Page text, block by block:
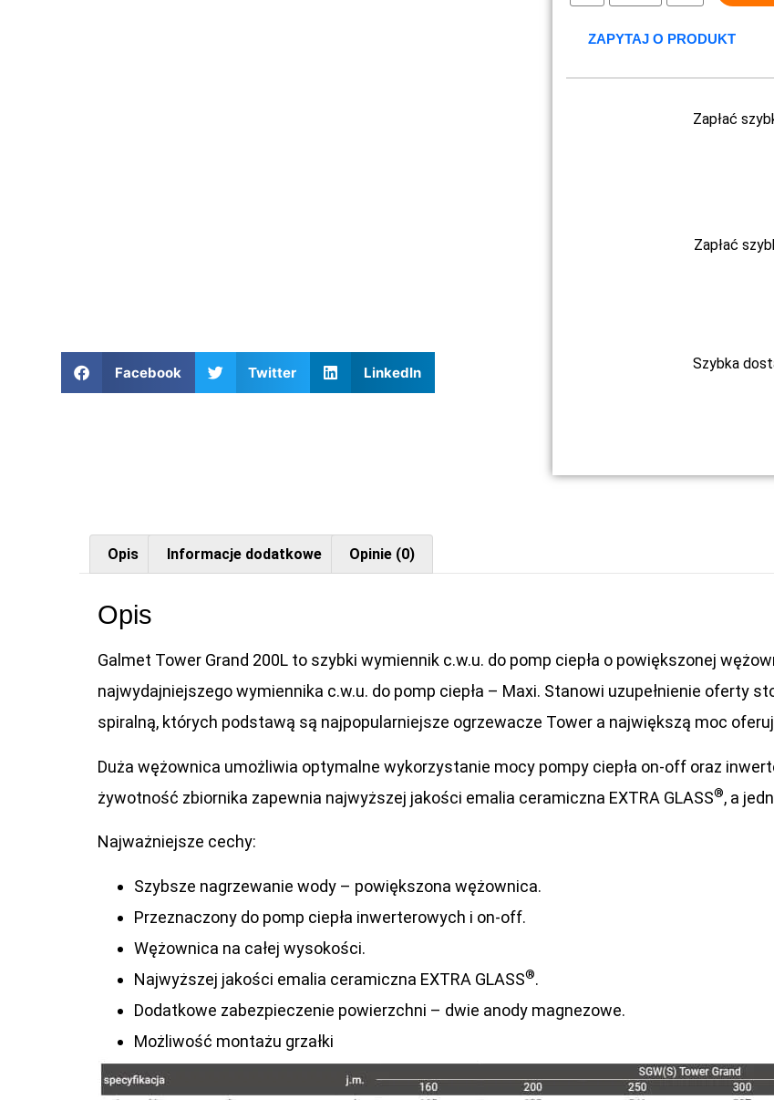
Facebook Twitter LinkedIn
ZAPYTAJ O PRODUKT
Zapłać
Zapłać
Szybka
Opis Informacje dodatkowe Opinie (0)
Opis
Galmet Tower Grand 200L to szybki wymiennik c.w.u. do pomp ciepła o powiększonej
najwydajniejszego wymiennika c.w.u. do pomp ciepła – Maxi. Stanowi uzupełnienie oferty
spiralną, których podstawą są najpopularniejsze ogrzewacze Tower a największą moc
Duża wężownica umożliwia optymalne wykorzystanie mocy pompy ciepła on-off oraz
żywotność zbiornika zapewnia najwyższej jakości emalia ceramiczna EXTRA GLASS®, a
Najważniejsze cechy:
Szybsze nagrzewanie wody – powiększona wężownica.
Przeznaczony do pomp ciepła inwerterowych i on-off.
Wężownica na całej wysokości.
Najwyższej jakości emalia ceramiczna EXTRA GLASS®.
Dodatkowe zabezpieczenie powierzchni – dwie anody magnezowe.
Możliwość montażu grzałki